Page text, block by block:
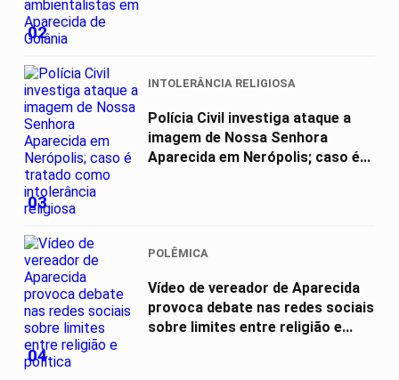
02
03
INTOLERÂNCIA RELIGIOSA
Polícia Civil investiga ataque a
imagem de Nossa Senhora
Aparecida em Nerópolis; caso é...
04
POLÊMICA
Vídeo de vereador de Aparecida
provoca debate nas redes sociais
sobre limites entre religião e...